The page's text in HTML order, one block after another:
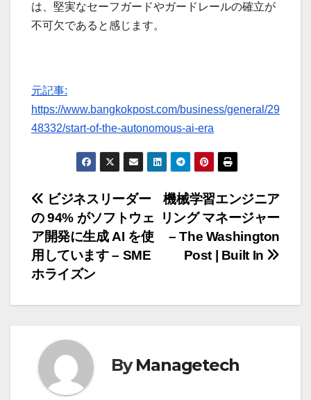
は、堅実なセーフガードやガードレールの確立が
不可欠であると感じます。
元記事:
https://www.bangkokpost.com/business/general/29
48332/start-of-the-autonomous-ai-era
投
稿
ナ
ー
シ
機械学習エンジニア
リング マネージャー
– The Washington
Post | Built In
ビジネスリーダー
の 94% がソフトウェ
ア開発に生成 AI を使
用しています – SME
ホライズン
ByManagetech